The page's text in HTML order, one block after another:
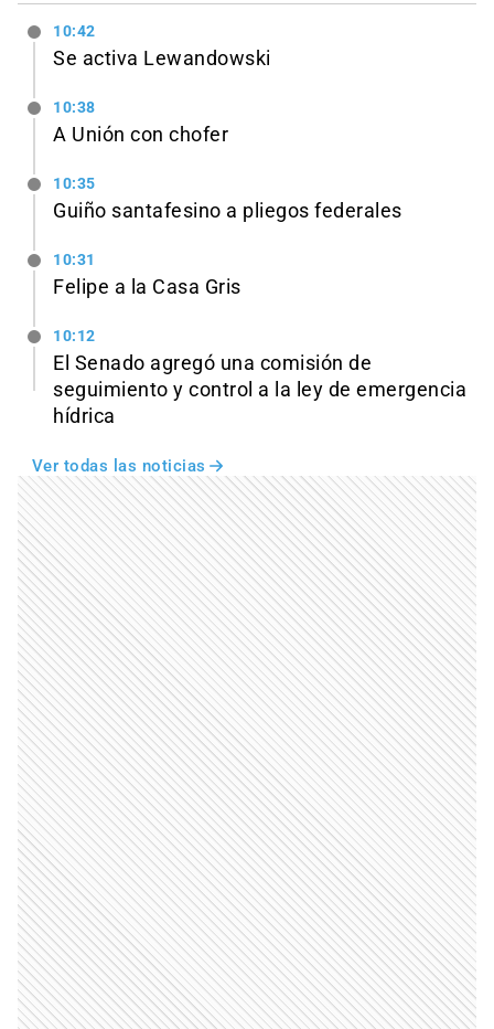
10:42
Se activa Lewandowski
10:38
A Unión con chofer
10:35
Guiño santafesino a pliegos federales
10:31
Felipe a la Casa Gris
10:12
El Senado agregó una comisión de
seguimiento y control a la ley de emergencia
hídrica
Ver todas las noticias